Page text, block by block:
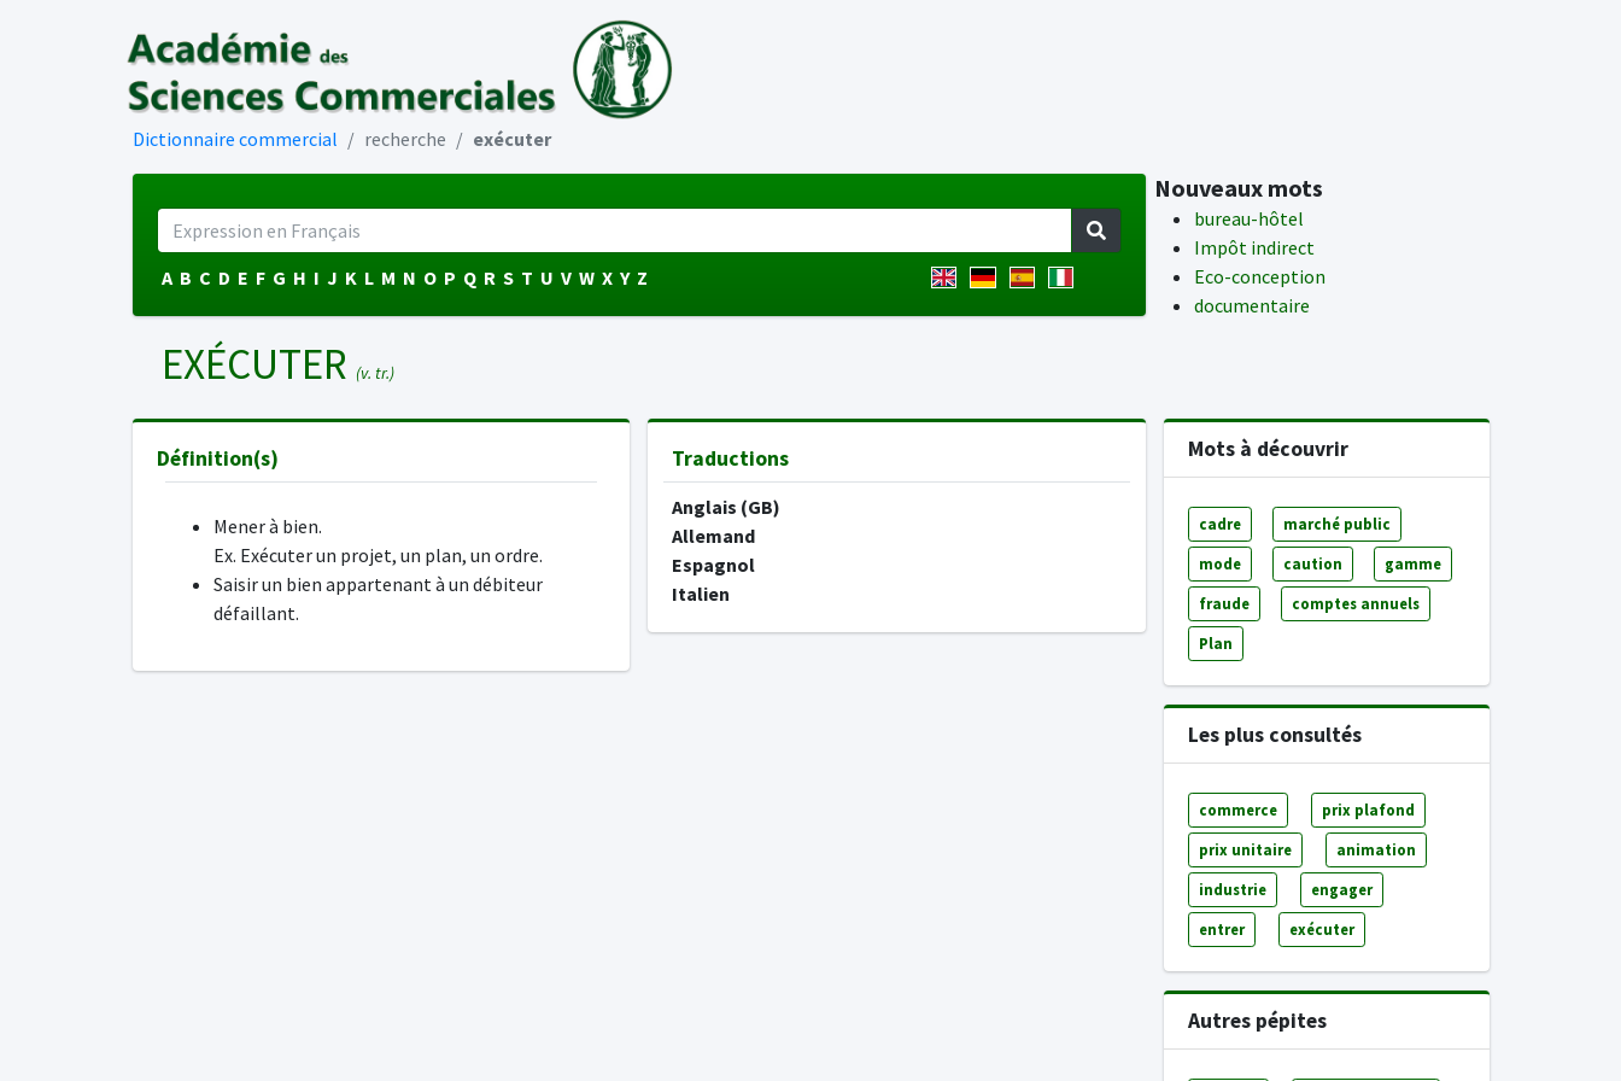
Dictionnaire commercial recherche exécuter
A B C D E F G H I J K L M N O P Q R S T U V W X Y Z
Nouveaux mots
bureau-hôtel
Impôt indirect
Eco-conception
documentaire
EXÉCUTER (v. tr.)
Définition(s)
Mener à bien.
Ex. Exécuter un projet, un plan, un ordre.
Saisir un bien appartenant à un débiteur
défaillant.
Traductions
Anglais (GB)
Allemand
Espagnol
Italien
Mots à découvrir
cadre marché public
mode caution gamme
fraude comptes annuels
Plan
Les plus consultés
commerce prix plafond
prix unitaire animation
industrie engager
entrer exécuter
Autres pépites